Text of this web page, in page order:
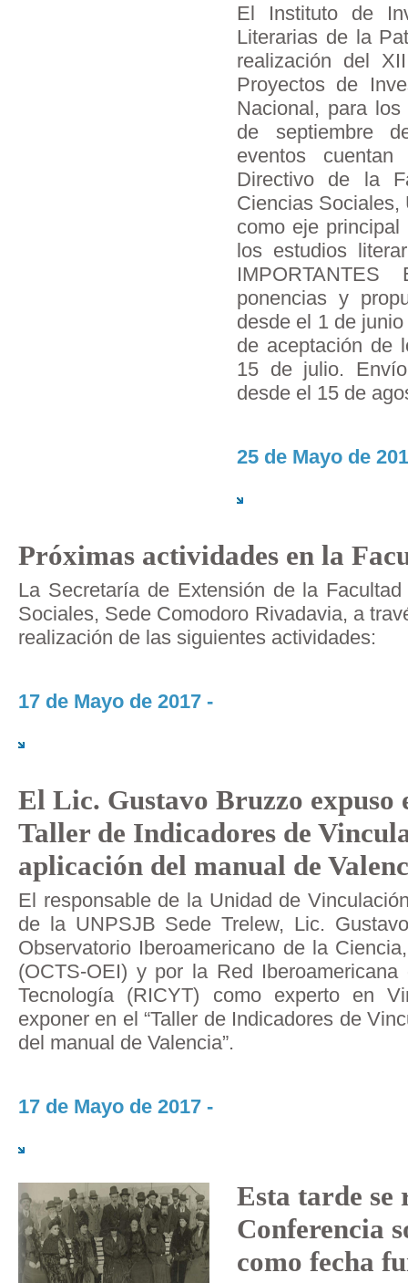
El Instituto de
Literarias de la
realización del
Proyectos de
Nacional, para
de septiembre
eventos
Directivo de la
Ciencias Sociales,
como eje principal
los estudios
ponencias y
desde el 1 de
de aceptación de
15 de julio.
desde el 15 de
25 de Mayo de
Próximas actividades en la
La Secretaría de Extensión de la
Sociales, Sede Comodoro Rivadavia, a
realización de las siguientes actividades:
17 de Mayo de 2017 -
El Lic. Gustavo Bruzzo expuso
Taller de Indicadores de
aplicación del manual de
El responsable de la Unidad de
de la UNPSJB Sede Trelew, Lic.
Observatorio Iberoamericano de la
(OCTS-OEI) y por la Red
Tecnología (RICYT) como experto en
exponer en el “Taller de Indicadores de
del manual de Valencia”.
17 de Mayo de 2017 -
Esta tarde se
Conferencia
como fecha